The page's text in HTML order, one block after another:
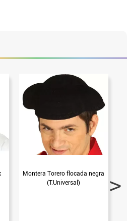
Montera Torero flocada negra
(T.Universal)